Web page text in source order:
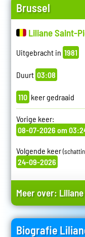
Brussel
Liliane Saint-
Uitgebracht in 1981
Duurt 03:08
110 keer gedraaid
Vorige keer:
08-07-2026 om
Volgende keer
24-09-2026
Meer over:
Biografie